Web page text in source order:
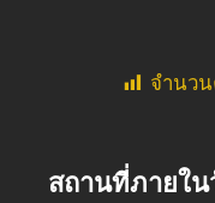
จำนว
สถานที่ภายใน